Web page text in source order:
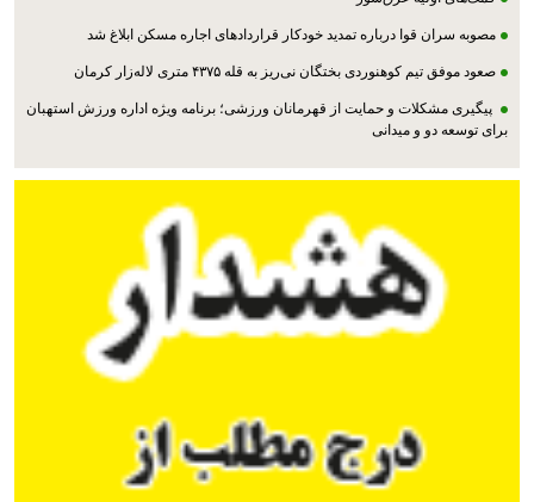
مصوبه سران قوا درباره تمدید خودکار قراردادهای اجاره مسکن ابلاغ شد
صعود موفق تیم کوهنوردی بختگان نی‌ریز به قله ۴۳۷۵ متری لاله‌زار کرمان
پیگیری مشکلات و حمایت از قهرمانان ورزشی؛ برنامه ویژه اداره ورزش استهبان
برای توسعه دو و میدانی